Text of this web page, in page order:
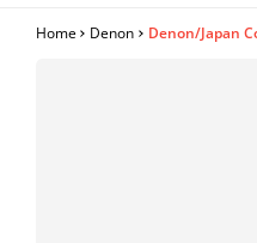
Home Denon Denon/Japan